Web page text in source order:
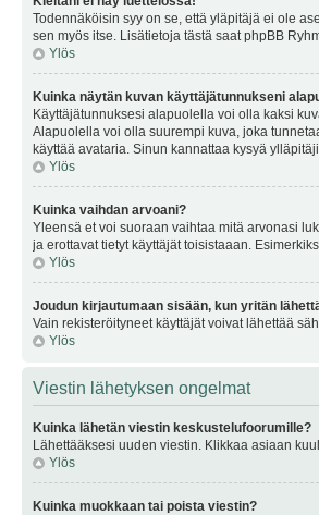
Todennäköisin syy on se, että yläpitäjä ei ole
sen myös itse. Lisätietoja tästä saat phpBB
Ylös
Kuinka näytän kuvan käyttäjätunnukseni
Käyttäjätunnuksesi alapuolella voi olla kaksi
Alapuolella voi olla suurempi kuva, joka
käyttää avataria. Sinun kannattaa kysyä
Ylös
Kuinka vaihdan arvoani?
Yleensä et voi suoraan vaihtaa mitä arvonasi
ja erottavat tietyt käyttäjät toisistaaan.
Ylös
Joudun kirjautumaan sisään, kun yritän
Vain rekisteröityneet käyttäjät voivat lähettää
Ylös
Viestin lähetyksen ongelmat
Kuinka lähetän viestin keskustelufoorumille?
Lähettääksesi uuden viestin. Klikkaa asiaan
Ylös
Kuinka muokkaan tai poista viestin?